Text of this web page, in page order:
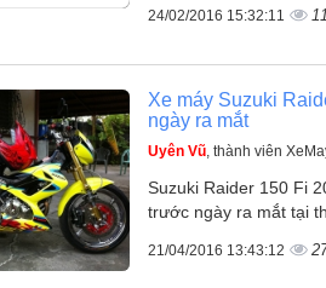
24/02/2016 15:32:11
Xe máy Suzuki
ngày ra mắt
Uyên Vũ, thành viên
Suzuki Raider 150 Fi
trước ngày ra mắt tại
21/04/2016 13:43:12